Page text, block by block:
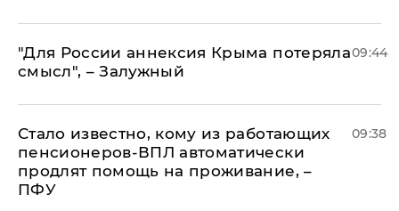
"Для России аннексия Крыма потеряла
смысл", – Залужный
09:44
Стало известно, кому из работающих
пенсионеров-ВПЛ автоматически
продлят помощь на проживание, –
ПФУ
09:38